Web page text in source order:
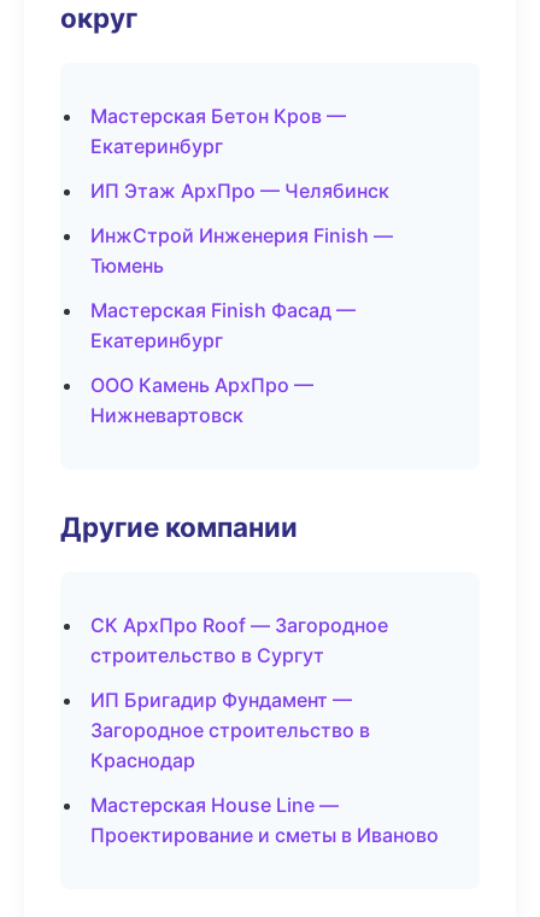
округ
Мастерская Бетон Кров —
Екатеринбург
ИП Этаж АрхПро — Челябинск
ИнжСтрой Инженерия Finish —
Тюмень
Мастерская Finish Фасад —
Екатеринбург
ООО Камень АрхПро —
Нижневартовск
Другие компании
СК АрхПро Roof — Загородное
строительство в Сургут
ИП Бригадир Фундамент —
Загородное строительство в
Краснодар
Мастерская House Line —
Проектирование и сметы в Иваново